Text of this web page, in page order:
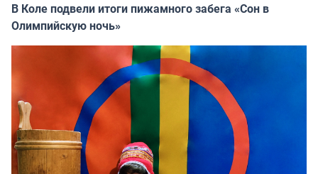
В Коле подвели итоги пижамного забега «Сон в
Олимпийскую ночь»